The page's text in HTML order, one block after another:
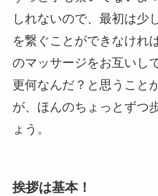
しれないので、最初は少
を繋ぐことができなけれ
のマッサージをお互いし
更何なんだ？と思うこと
が、ほんのちょっとずつ
ょう。
挨拶は基本！